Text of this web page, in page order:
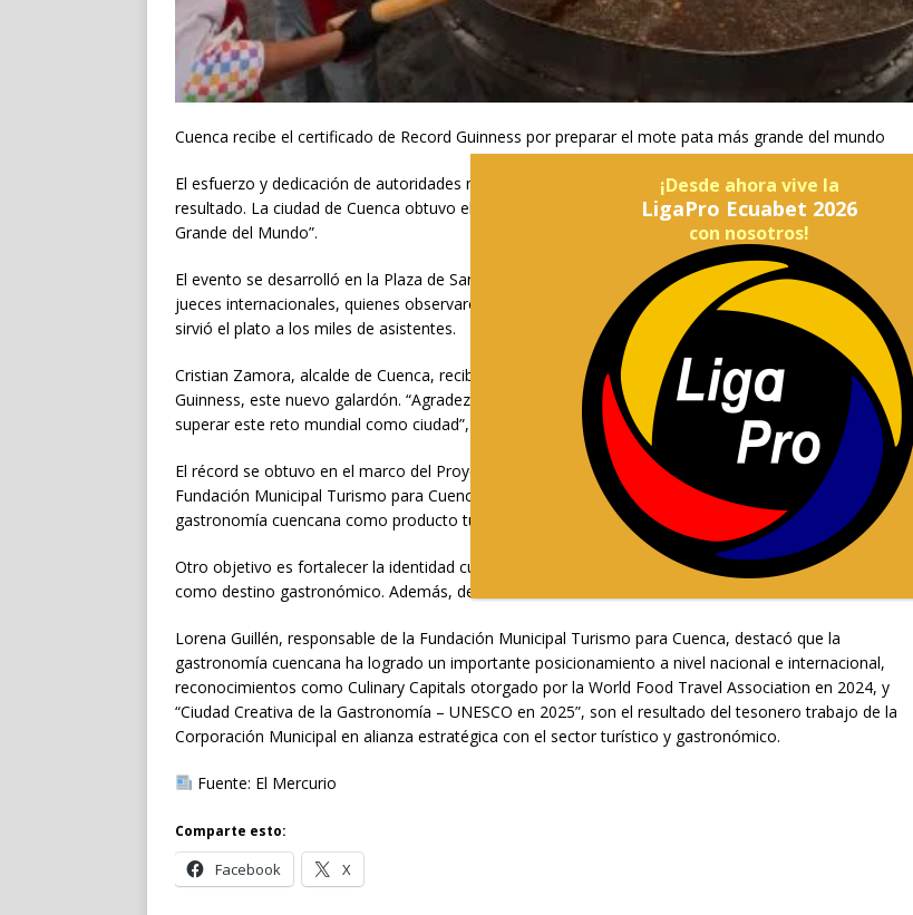
Cuenca recibe el certificado de Record Guinness por preparar el mote pata más grande del mundo
El esfuerzo y dedicación de autoridades municipales, la academia, los mercados y emprendedores tuvo
resultado. La ciudad de Cuenca obtuvo el 14 de febrero el Record Guinness de “El Mote pata más
Grande del Mundo”.
El evento se desarrolló en la Plaza de San Francisco por las fiestas de Carnaval, con la presencia de
jueces internacionales, quienes observaron cada detalle, desde la preparación hasta la forma como se
sirvió el plato a los miles de asistentes.
Cristian Zamora, alcalde de Cuenca, recibió de manos de Natalia Ramírez, representante de Record
Guinness, este nuevo galardón. “Agradezco a todas las voluntades y espíritu que se unieron para
superar este reto mundial como ciudad”, expresó Zamora.
El récord se obtuvo en el marco del Proyecto Cuenca Destino Gastronómico, impulsado por la
Fundación Municipal Turismo para Cuenca, como parte de su estrategia de posicionamiento de la
gastronomía cuencana como producto turístico de alto valor.
Otro objetivo es fortalecer la identidad cultural, dinamizar la economía local y consolidar a Cuenca
como destino gastronómico. Además, de aumentar la visibilidad internacional de la ciudad.
Lorena Guillén, responsable de la Fundación Municipal Turismo para Cuenca, destacó que la
gastronomía cuencana ha logrado un importante posicionamiento a nivel nacional e internacional,
reconocimientos como Culinary Capitals otorgado por la World Food Travel Association en 2024, y
“Ciudad Creativa de la Gastronomía – UNESCO en 2025”, son el resultado del tesonero trabajo de la
Corporación Municipal en alianza estratégica con el sector turístico y gastronómico.
Fuente: El Mercurio
Comparte esto:
Facebook X
¡Desde ahora vive la
LigaPro Ecuabet 2026
con nosotros!